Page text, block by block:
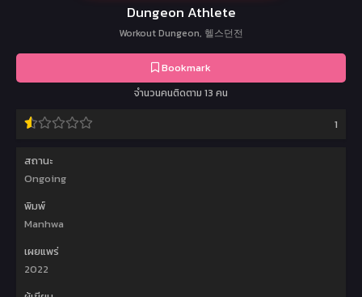
Dungeon Athlete
Workout Dungeon, 헬스던전
Bookmark
จำนวนคนติดตาม 13 คน
1
สถานะ
Ongoing
พิมพ์
Manhwa
เผยแพร่
2022